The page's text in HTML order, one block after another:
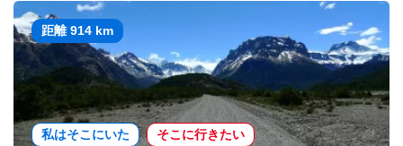
距離 914 km
私はそこにいた そこに行きたい